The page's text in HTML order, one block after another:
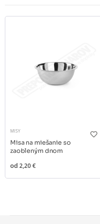
MISY
Misa na miešanie so
zaobleným dnom
od 2,20 €